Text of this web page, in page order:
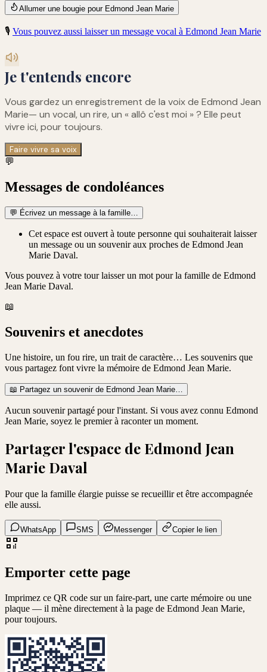
Allumer une bougie pour Edmond Jean Marie
🎙️ Vous pouvez aussi laisser un message vocal à Edmond Jean Marie
Je t'entends encore
Vous gardez un enregistrement de la voix de Edmond Jean
Marie— un vocal, un rire, un « allô c'est moi » ? Elle peut
vivre ici, pour toujours.
Faire vivre sa voix
💬
Messages de condoléances
💬 Écrivez un message à la famille…
Cet espace est ouvert à toute personne qui souhaiterait laisser
un message ou un souvenir aux proches de Edmond Jean
Marie Daval.
Vous pouvez à votre tour laisser un mot pour la famille de Edmond
Jean Marie Daval.
📖
Souvenirs et anecdotes
Une histoire, un fou rire, un trait de caractère… Les souvenirs que
vous partagez font vivre la mémoire de Edmond Jean Marie.
📖 Partagez un souvenir de Edmond Jean Marie…
Aucun souvenir partagé pour l'instant. Si vous avez connu Edmond
Jean Marie, soyez le premier à raconter un moment.
Partager l'espace de Edmond Jean
Marie Daval
Pour que la famille élargie puisse se recueillir et être accompagnée
elle aussi.
WhatsApp SMS Messenger Copier le lien
Emporter cette page
Imprimez ce QR code sur un faire-part, une carte mémoire ou une
plaque — il mène directement à la page de Edmond Jean Marie,
pour toujours.